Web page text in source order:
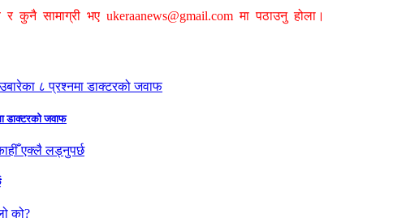
र कुनै सामाग्री भए ukeraanews@gmail.com मा पठाउनु होला।
डाक्टरको जवाफ